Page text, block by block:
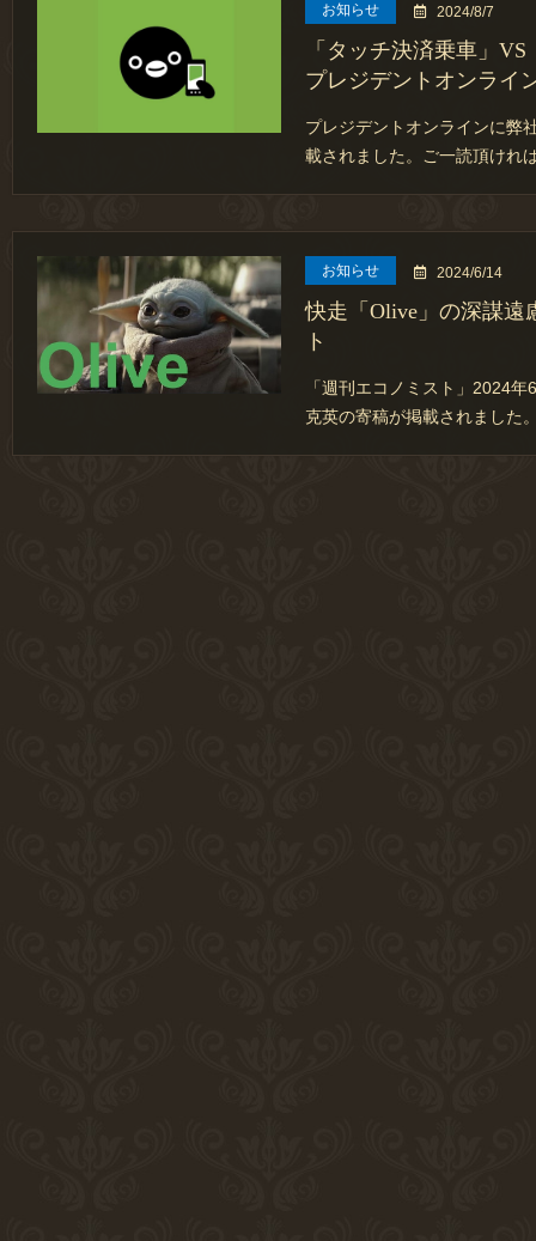
お知らせ 2024/8/7
「タッチ決済乗車」
プレジデントオンライ
プレジデントオンラインに弊
載されました。ご一読頂けれ
お知らせ 2024/6/14
快走「Olive」の深謀遠
ト
「週刊エコノミスト」2024
克英の寄稿が掲載されました